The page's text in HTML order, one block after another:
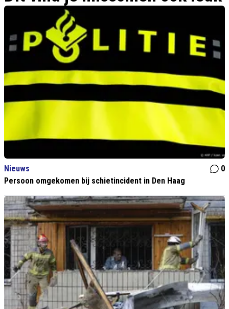
Nieuws
0
Persoon omgekomen bij schietincident in Den Haag